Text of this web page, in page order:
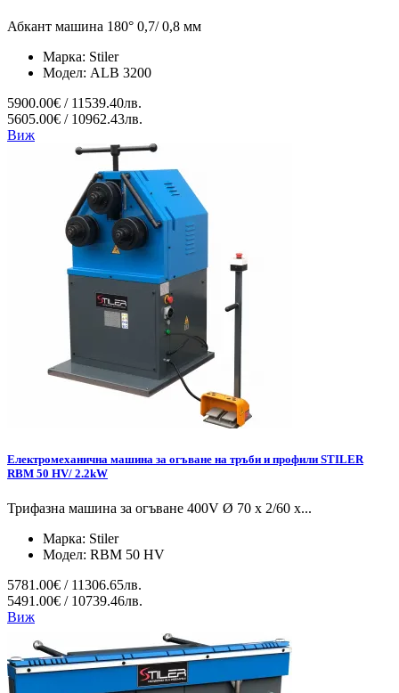
Абкант машина 180° 0,7/ 0,8 мм
Марка: Stiler
Модел: ALB 3200
5900.00€ / 11539.40лв.
5605.00€ / 10962.43лв.
Виж
Електромеханична машина за огъване на тръби и профили STILER
RBM 50 HV/ 2.2kW
Трифазна машина за огъване 400V Ø 70 x 2/60 x...
Марка: Stiler
Модел: RBM 50 HV
5781.00€ / 11306.65лв.
5491.00€ / 10739.46лв.
Виж